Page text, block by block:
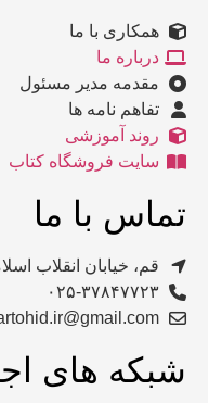
همکاری با ما
درباره ما
مقدمه مدیر مسئول
تفاهم نامه ها
روند آموزشی
سایت فروشگاه کتاب
تماس با ما
قم، خیابان انقلاب اسلامی، کوچه
۰۲۵-۳۷۸۴۷۷۲۳​
شبکه های